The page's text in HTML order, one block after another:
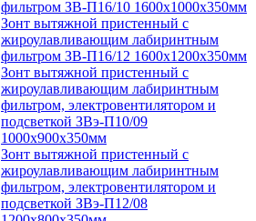
фильтром ЗВ-П16/10 1600х1000х350мм
Зонт вытяжной пристенный с
жироулавливающим лабиринтным
фильтром ЗВ-П16/12 1600х1200х350мм
Зонт вытяжной пристенный с
жироулавливающим лабиринтным
фильтром, электровентилятором и
подсветкой ЗВэ-П10/09
1000х900х350мм
Зонт вытяжной пристенный с
жироулавливающим лабиринтным
фильтром, электровентилятором и
подсветкой ЗВэ-П12/08